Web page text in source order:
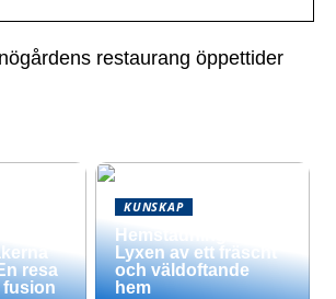
restaurang öppettider
resa
fusion
KUNSKAP
Hemstädning –
Lyxen av ett fräscht
och väldoftande
hem